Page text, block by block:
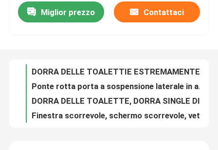
Controllo di qualità
Contatto Stati Uniti
Miglior prezzo
Contattaci
Finestra scorrevole da balcone, finestra scorrevole da lega di alluminio, finestra scorrevole da ponte
FONDOLA DI SGLIAVIO, FONDOLA DI SGLIAVIO a tre binari
VENTRETTI SCIUDANTI DI PIANO, PONTE SCARTATE DI ALUMINIO, VENTRETTI SCIUDANTI DI LUCRO BLUE